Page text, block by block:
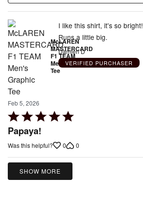
McLAREN
MASTERCARD
F1 TEAM
Men's Graphic
Tee
Feb 5, 2026
Rated
5
of
5
Papaya!
I like this shirt, it's so bright!
Runs a little big.
Damien D
VERIFIED PURCHASER
Was this helpful? 0 0
SHOW MORE